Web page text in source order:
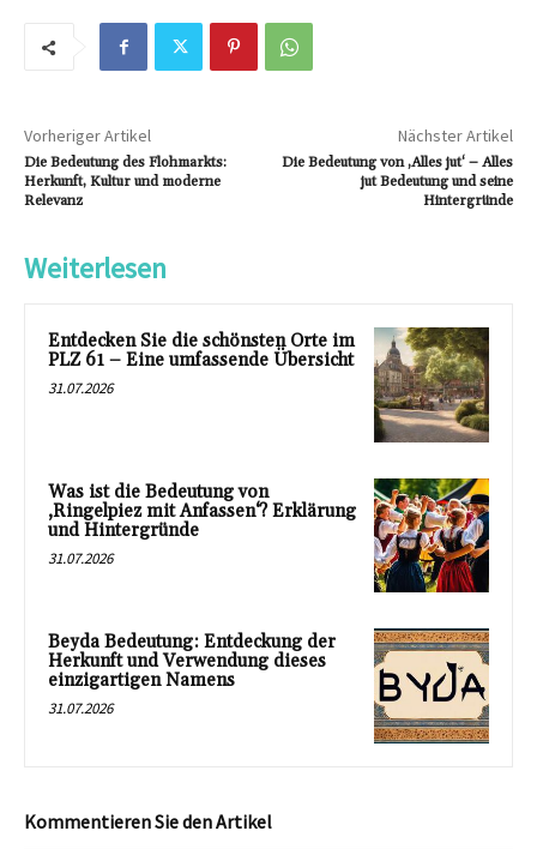
Vorheriger Artikel
Die Bedeutung des Flohmarkts:
Herkunft, Kultur und moderne
Relevanz
Nächster Artikel
Die Bedeutung von ‚Alles jut‘ – Alles
jut Bedeutung und seine
Hintergründe
Weiterlesen
Entdecken Sie die schönsten Orte im
PLZ 61 – Eine umfassende Übersicht
31.07.2026
Was ist die Bedeutung von
‚Ringelpiez mit Anfassen‘? Erklärung
und Hintergründe
31.07.2026
Beyda Bedeutung: Entdeckung der
Herkunft und Verwendung dieses
einzigartigen Namens
31.07.2026
Kommentieren Sie den Artikel